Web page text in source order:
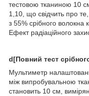
тестовою тканиною 10
1,10, що свідчить про те,
з 55% срібного волокна
Ефект радіаційного
d[Повний тест
Мультиметр
між випробувальною
становить 10 см,